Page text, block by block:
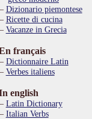
Dizionario piemontese
Ricette di cucina
Vacanze in Grecia
français
Dictionnaire Latin
Verbes italiens
english
Latin Dictionary
Italian Verbs